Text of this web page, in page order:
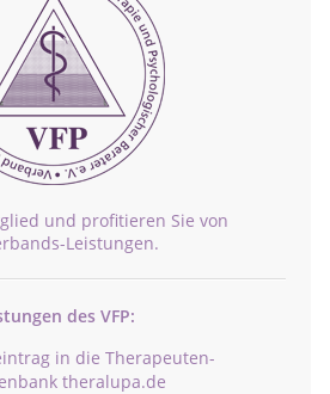
und profitieren Sie von
Leistungen.
des VFP:
in die Therapeuten-
theralupa.de